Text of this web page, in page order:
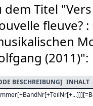
dem Titel
fleuve?
(2011)":
BESCHREIBUNG] INHALT